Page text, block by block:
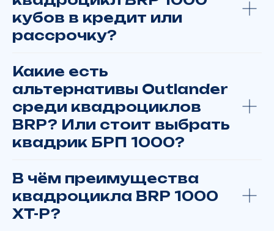
кубов в кредит или
рассрочку?
Какие есть
альтернативы Outlander
среди квадроциклов
BRP? Или стоит выбрать
квадрик БРП 1000?
В чём преимущества
квадроцикла BRP 1000
XT-P?
+7
Вас интересует
Я даюсогласиена обработку
персональных данных в соответствии
сполитикой конфиденциальности
ОТПРАВИТЬ
zakazyamalmoto@yandex.ru